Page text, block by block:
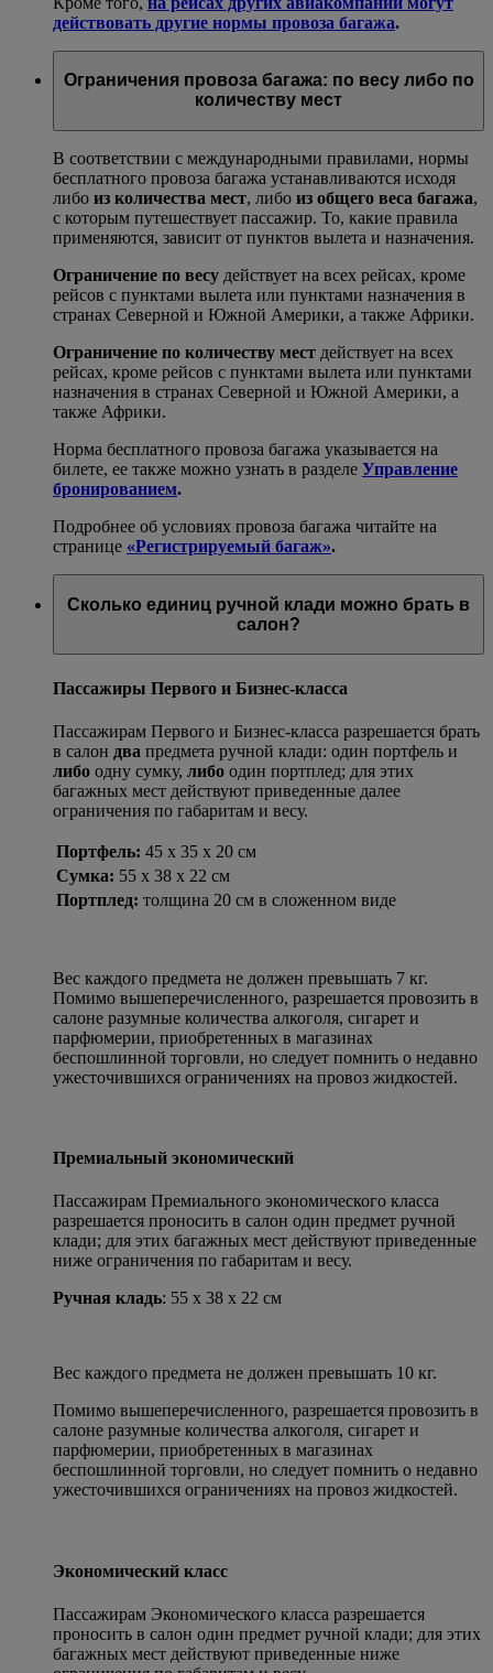
действовать другие нормы провоза багажа.
Ограничения провоза багажа: по весу либо по
количеству мест
В соответствии с международными правилами, нормы
бесплатного провоза багажа устанавливаются исходя
либо из количества мест, либо из общего веса багажа,
с которым путешествует пассажир. То, какие правила
применяются, зависит от пунктов вылета и назначения.
Ограничение по весу действует на всех рейсах, кроме
рейсов с пунктами вылета или пунктами назначения в
странах Северной и Южной Америки, а также Африки.
Ограничение по количеству мест действует на всех
рейсах, кроме рейсов с пунктами вылета или пунктами
назначения в странах Северной и Южной Америки, а
также Африки.
Норма бесплатного провоза багажа указывается на
билете, ее также можно узнать в разделе Управление
бронированием.
Подробнее об условиях провоза багажа читайте на
странице «Регистрируемый багаж».
Сколько единиц ручной клади можно брать в
салон?
Пассажиры Первого и Бизнес-класса
Пассажирам Первого и Бизнес-класса разрешается брать
в салон два предмета ручной клади: один портфель и
либо одну сумку, либо один портплед; для этих
багажных мест действуют приведенные далее
ограничения по габаритам и весу.
Портфель: 45 x 35 x 20 см
Сумка: 55 x 38 x 22 см
Портплед: толщина 20 см в сложенном виде
Вес каждого предмета не должен превышать 7 кг.
Помимо вышеперечисленного, разрешается провозить в
салоне разумные количества алкоголя, сигарет и
парфюмерии, приобретенных в магазинах
беспошлинной торговли, но следует помнить о недавно
ужесточившихся ограничениях на провоз жидкостей.
Премиальный экономический
Пассажирам Премиального экономического класса
разрешается проносить в салон один предмет ручной
клади; для этих багажных мест действуют приведенные
ниже ограничения по габаритам и весу.
Ручная кладь: 55 x 38 x 22 см
Вес каждого предмета не должен превышать 10 кг.
Помимо вышеперечисленного, разрешается провозить в
салоне разумные количества алкоголя, сигарет и
парфюмерии, приобретенных в магазинах
беспошлинной торговли, но следует помнить о недавно
ужесточившихся ограничениях на провоз жидкостей.
Экономический класс
Пассажирам Экономического класса разрешается
проносить в салон один предмет ручной клади; для этих
багажных мест действуют приведенные ниже